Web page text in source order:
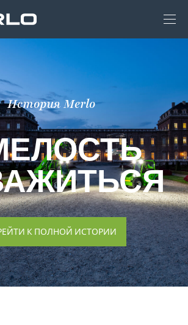
История Merlo
К ПОЛНОЙ ИСТОРИИ